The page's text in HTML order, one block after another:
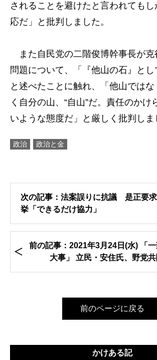
されることを避けたと言われても
応だ」と批判しました。
また自民党の二階俊博幹事長が克
問題について、「『他山の石』とし
と述べたことに触れ、「他山では
く自分の山、“自山”だ。責任のかけ
いような態度だ」と厳しく批判しま
政治 政治と金
次の記事：法案誤りに抗議 是正要
挙「できるだけ協力」
前の記事：2021年3月24日(水) 「
大事」 立民・安住氏、野党
前のページに戻る
かけある記